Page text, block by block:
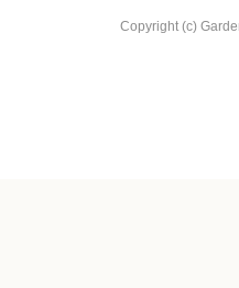
Copyright (c)